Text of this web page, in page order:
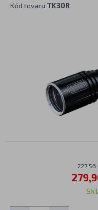
Kód tovaru TK30R
227,56